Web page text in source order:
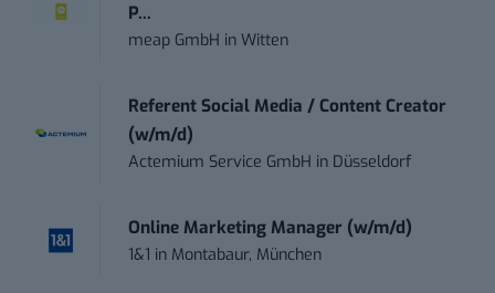
P...
meap GmbH inWitten
Referent Social Media / Content Creator
(w/m/d)
Actemium Service GmbH in Düsseldorf
Online Marketing Manager (w/m/d)
1&1 in Montabaur, München